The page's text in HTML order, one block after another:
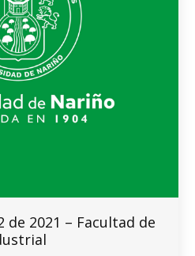
de 2021 – Facultad de